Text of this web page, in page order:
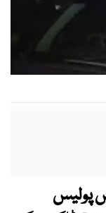
پولیس